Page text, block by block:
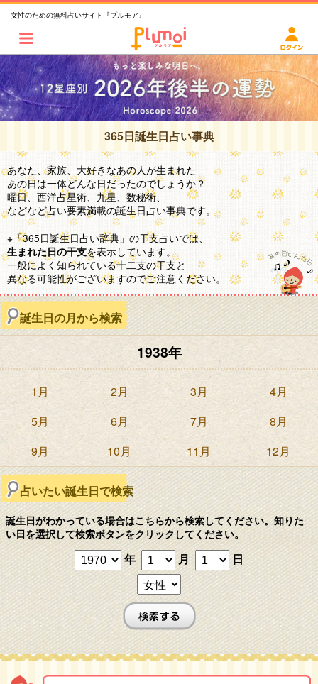
女性のための無料占いサイト『プルモア』
365日誕生日占い事典
あなた、家族、大好きなあの人が生まれた
あの日は一体どんな日だったのでしょうか？
曜日、西洋占星術、九星、数秘術、
などなど占い要素満載の誕生日占い事典です。
※「365日誕生日占い辞典」の干支占いでは、
生まれた日の干支を表示しています。
一般によく知られている十二支の干支と
異なる可能性がございますのでご注意ください。
誕生日の月から検索
1938年
1月 2月 3月
4月
5月
6月 7月
8月
9月
10月 11月 12月
占いたい誕生日で検索
誕生日がわかっている場合はこちらから検索してください。知りた
い日を選択して検索ボタンをクリックしてください。
年 月 日